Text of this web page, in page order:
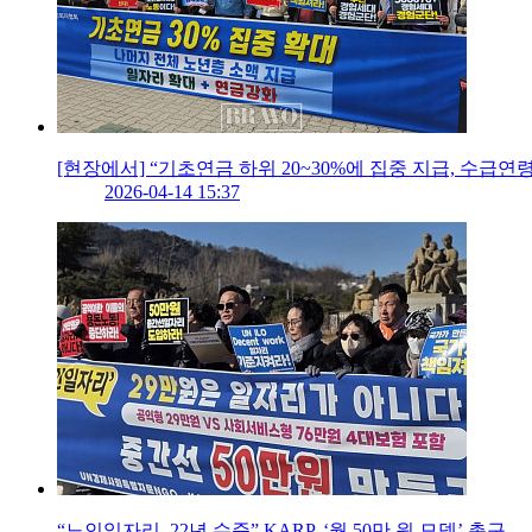
[현장에서] “기초연금 하위 20~30%에 집중 지급, 수급연
2026-04-14 15:37